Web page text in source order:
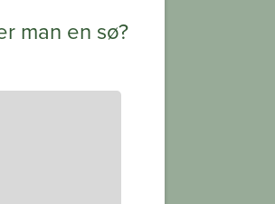
man en sø?